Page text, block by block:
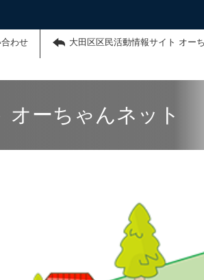
わせ 大田区区民活動情報サイト オー
オーちゃんネット